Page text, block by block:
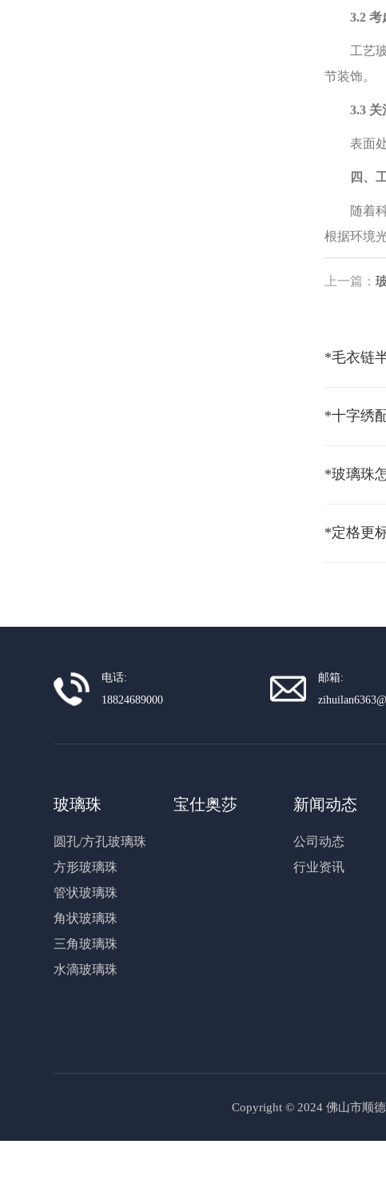
3.2 考
工艺玻
节装饰。
3.3 关
表面处
四、工
随着科
根据环境
上一篇：
*毛衣链
*十字绣
*玻璃珠
*定格更
电话:
18824689000
邮箱:
玻璃珠
圆孔/方孔玻璃珠
方形玻璃珠
管状玻璃珠
角状玻璃珠
三角玻璃珠
水滴玻璃珠
宝仕奥莎 新闻动态
公司动态
行业资讯
Copyright © 2024 佛山市顺